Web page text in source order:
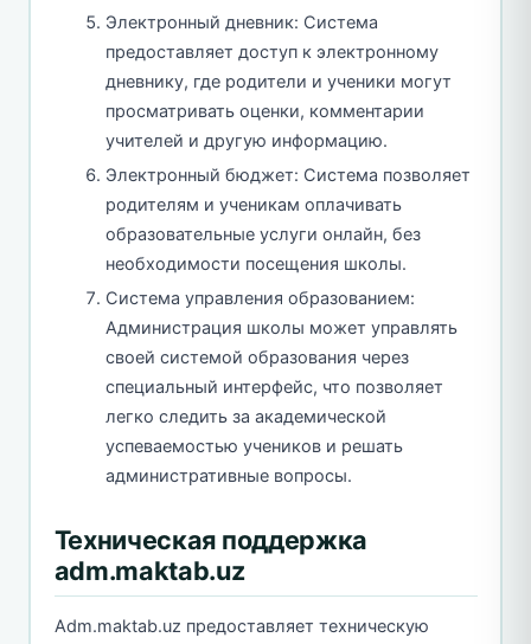
Электронный дневник: Система
предоставляет доступ к электронному
дневнику, где родители и ученики могут
просматривать оценки, комментарии
учителей и другую информацию.
Электронный бюджет: Система позволяет
родителям и ученикам оплачивать
образовательные услуги онлайн, без
необходимости посещения школы.
Система управления образованием:
Администрация школы может управлять
своей системой образования через
специальный интерфейс, что позволяет
легко следить за академической
успеваемостью учеников и решать
административные вопросы.
Техническая поддержка
adm.maktab.uz
Adm.maktab.uz предоставляет техническую